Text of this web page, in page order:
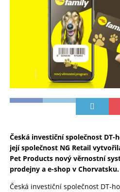
Česká investiční společnost DT-
její společnost NG Retail
Pet Products nový věrnostní
prodejny a e-shop v Chorvatsku.
Česká investiční společnost DT-